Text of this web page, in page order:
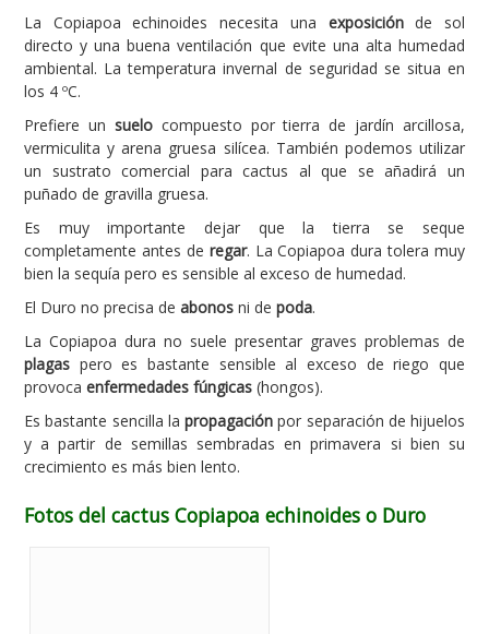
La Copiapoa echinoides necesita una exposiciónde sol
directo y una buena ventilación que evite una alta humedad
ambiental. La temperatura invernal de seguridad se situa en
los 4 ºC.
Prefiere un suelocompuesto por tierra de jardín arcillosa,
vermiculita y arena gruesa silícea. También podemos utilizar
un sustrato comercial para cactus al que se añadirá un
puñado de gravilla gruesa.
Es muy importante dejar que la tierra se seque
completamente antes de regar. La Copiapoa dura tolera muy
bien la sequía pero es sensible al exceso de humedad.
El Duro no precisa de abonos ni de poda.
La Copiapoa dura no suele presentar graves problemas de
plagas pero es bastante sensible al exceso de riego que
provoca enfermedades fúngicas (hongos).
Es bastante sencilla la propagación por separación de hijuelos
y a partir de semillas sembradas en primavera si bien su
crecimiento es más bien lento.
Fotos del cactus Copiapoa echinoides o Duro